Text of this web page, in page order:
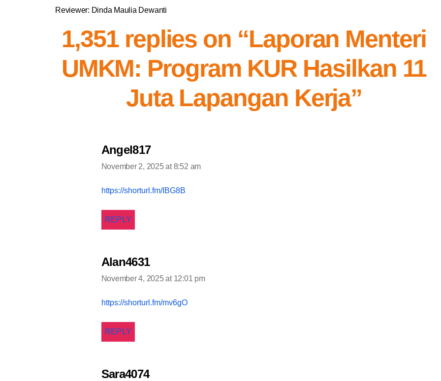
Reviewer: Dinda Maulia Dewanti
1,351 replies on “Laporan Menteri
UMKM: Program KUR Hasilkan 11
Juta Lapangan Kerja”
Angel817
November 2, 2025 at 8:52 am
https://shorturl.fm/IBG8B
REPLY
Alan4631
November 4, 2025 at 12:01 pm
https://shorturl.fm/mv6gO
REPLY
Sara4074
says:
says: